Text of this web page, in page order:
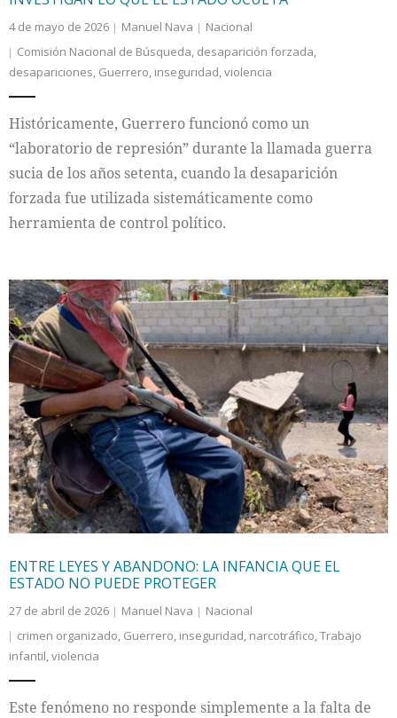
4 de mayo de 2026 Manuel Nava
Nacional
Comisión Nacional de Búsqueda, desaparición forzada,
desapariciones, Guerrero, inseguridad,violencia
Históricamente, Guerrero funcionó como un
“laboratorio de represión” durante la llamada guerra
sucia de los años setenta, cuando la desaparición
forzada fue utilizada sistemáticamente como
herramienta de control político.
ENTRE LEYES Y ABANDONO: LA INFANCIA QUE EL
ESTADO NO PUEDE PROTEGER
27 de abril de 2026 Manuel Nava
Nacional
crimen organizado Guerrero inseguridad narcotráfico Trabajo
infantil violencia
Este fenómeno no responde simplemente a la falta de